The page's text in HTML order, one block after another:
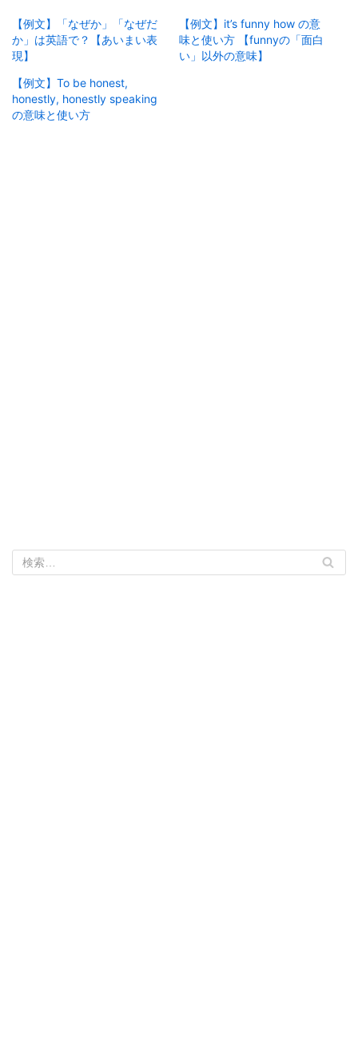
【例文】「なぜか」「なぜだ
か」は英語で？【あいまい表
現】
【例文】it’s funny how の意
味と使い方 【funnyの「面白
い」以外の意味】
【例文】To be honest,
honestly, honestly speaking
の意味と使い方